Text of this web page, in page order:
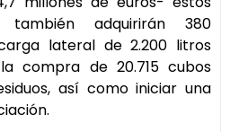
también adquirirán 380
lateral de 2.200 litros
compra de 20.715 cubos
así como iniciar una